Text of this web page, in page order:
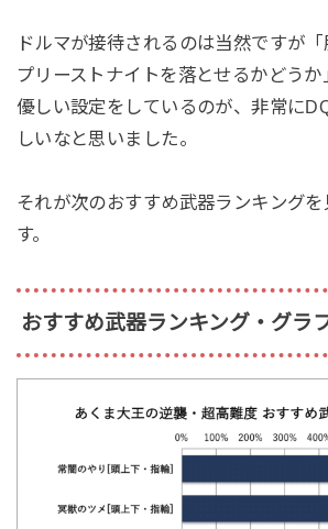
ドルマが接待されるのは当然ですが
プリーストナイトを落とせるかどう
優しい設定をしているのが、非常に
しいなと思いました。
それが次のおすすめ武器ランキングを
す。
おすすめ武器ランキング・グラ